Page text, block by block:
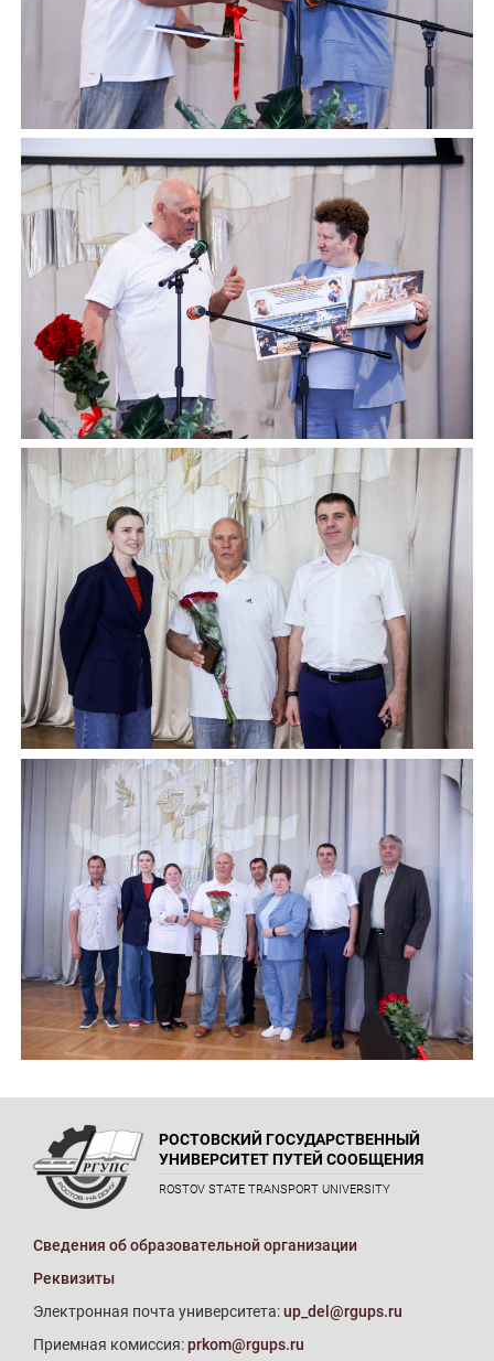
РОСТОВСКИЙ ГОСУДАРСТВЕННЫЙ
УНИВЕРСИТЕТ ПУТЕЙ СООБЩЕНИЯ
ROSTOV STATE TRANSPORT UNIVERSITY
Сведения об образовательной организации
Реквизиты
Электронная почта университета:up_del@rgups.ru
Приемная комиссия:prkom@rgups.ru